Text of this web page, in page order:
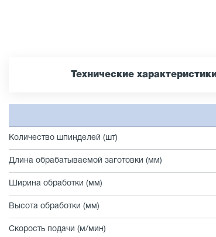
Технические характеристики
Количество шпинделей (шт)
Длина обрабатываемой заготовки (мм)
Ширина обработки (мм)
Высота обработки (мм)
Скорость подачи (м/мин)